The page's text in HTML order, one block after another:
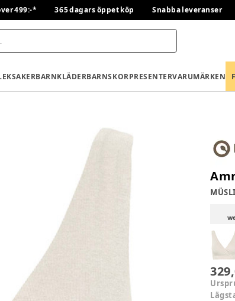
499:-* 365 dagars öppet köp Snabba leveranser
BARNKLÄDERBARNSKORPRESENTERVARUMÄRKEN
MÜSLI